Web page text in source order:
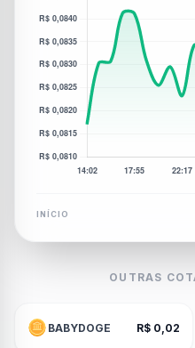
INÍCIO
OUTRAS
BABYDOGE R$ 0,02